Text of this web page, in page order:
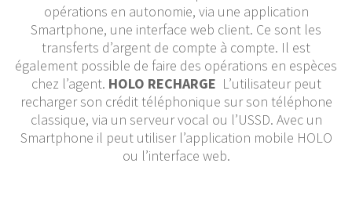
opérations en autonomie, via une application
Smartphone, une interface web client. Ce sont les
transferts d’argent de compte à compte. Il est
également possible de faire des opérations en espèces
chez l’agent. HOLO RECHARGE L’utilisateur peut
recharger son crédit téléphonique sur son téléphone
classique, via un serveur vocal ou l’USSD. Avec un
Smartphone il peut utiliser l’application mobile HOLO
ou l’interface web.